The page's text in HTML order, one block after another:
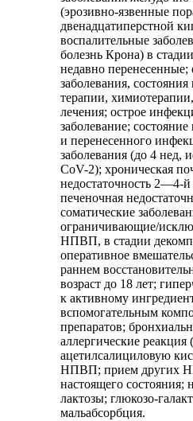
(эрозивно-язвенные
двенадцатиперстной
воспалительные
болезнь Крона) в
недавно перенесенные;
заболевания,
терапии,
лечения; острое
заболевание;
и перенесенного
заболевания (до 4 нед,
CoV-2); хроническая
недостаточность 2—4-й
печеночная
соматические
ограничивающие/
НПВП, в стадии
оперативное
раннем
возраст до 18 лет;
к активному
вспомогательным
препаратов;
аллергические реакция
ацетилсалициловую
НПВП; прием других
настоящего состояния;
лактозы; глюкозо-
мальабсорбция.